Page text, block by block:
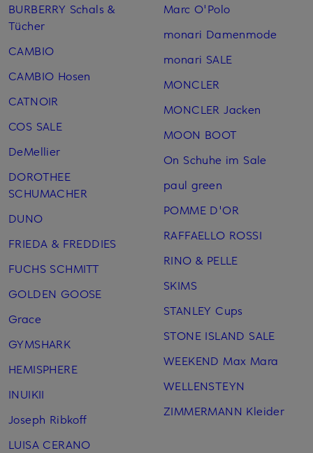
BURBERRY Schals &
Tücher
CAMBIO
CAMBIO Hosen
CATNOIR
COS SALE
DeMellier
DOROTHEE
SCHUMACHER
DUNO
FRIEDA & FREDDIES
FUCHS SCHMITT
GOLDEN GOOSE
Grace
GYMSHARK
HEMISPHERE
INUIKII
Joseph Ribkoff
LUISA CERANO
Marc O'Polo
monari Damenmode
monari SALE
MONCLER
MONCLER Jacken
MOON BOOT
On Schuhe im Sale
paul green
POMME D'OR
RAFFAELLO ROSSI
RINO & PELLE
SKIMS
STANLEY Cups
STONE ISLAND SALE
WEEKEND Max Mara
WELLENSTEYN
ZIMMERMANN Kleider